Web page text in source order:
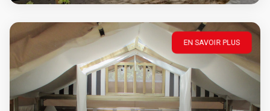
EN SAVOIR PLUS